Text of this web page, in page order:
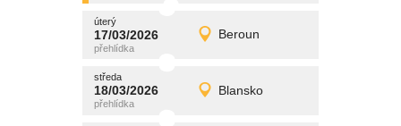
úterý
17/03/2026 Beroun
úterý
17/03/2026 Detail
promítání
středa
18/03/2026 Blansko
středa
18/03/2026 Detail
promítání